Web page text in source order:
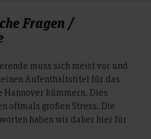
Fragen /
muss sich meist vor und
Aufenthaltstitel für das
Hannover kümmern. Dies
oftmals großen Stress. Die
haben wir daher hier für